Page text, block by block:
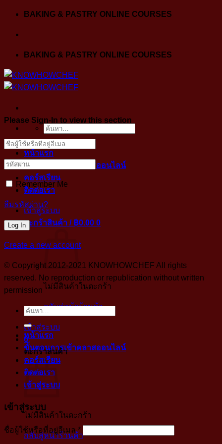
Skip
content
BAKING & PASTRY ONLINE COURSES
BAKING & PASTRY ONLINE COURSES
ค้นหา:
หน้าแรก
ขั้นตอนการเข้าคลาสออนไลน์
คอร์สเรียน
ติดต่อเรา
เข้าสู่ระบบ
ตะกร้าสินค้า / ฿0.00 0
ไม่มีสินค้าในตะกร้า
กลับสู่หน้าร้านค้า
เข้าสู่ระบบ
0
ตะกร้าสินค้า
ไม่มีสินค้าในตะกร้า
กลับสู่หน้าร้านค้า
Please Sign-In to view this section
Remember Me
ลืมรหัสผ่าน?
Create a new account
© Copyright 2012-2021 KNOWHOWCHEF All rights
reserved. No reproduction or republication without written
permission
ค้นหา:
หน้าแรก
ขั้นตอนการเข้าคลาสออนไลน์
คอร์สเรียน
ติดต่อเรา
เข้าสู่ระบบ
เข้าสู่ระบบ
ชื่อผู้ใช้หรือที่อยู่อีเมล*บังคับ
กรอก